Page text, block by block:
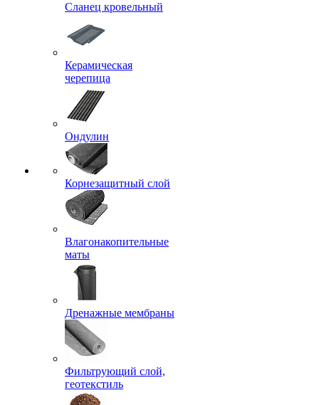
Сланец кровельный
Керамическая
черепица
Ондулин
Корнезащитный слой
Влагонакопительные
маты
Дренажные мембраны
Фильтрующий слой,
геотекстиль